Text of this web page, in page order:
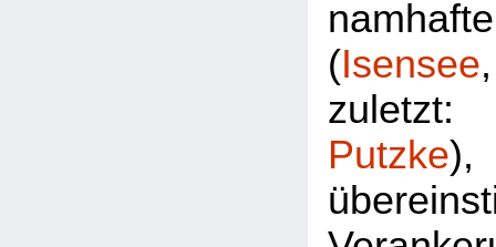
(Isensee
Putzke